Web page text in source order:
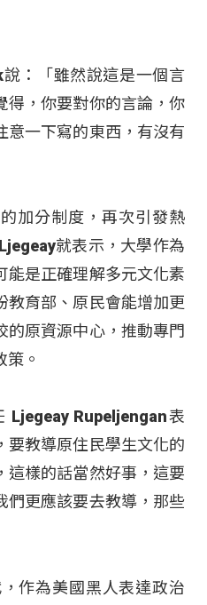
：「雖然說這是一個言
得，你要對你的言論，你
意一下寫的東西，有沒有
加分制度，再次引發熱
就表示，大學作為
能是正確理解多元文化素
教育部、原民會能增加更
的原資源中心，推動專門
策。
Ljegeay Rupeljengan表
要教導原住民學生文化的
這樣的話當然好事，這要
們更應該要去教導，那些
作為美國黑人表達政治